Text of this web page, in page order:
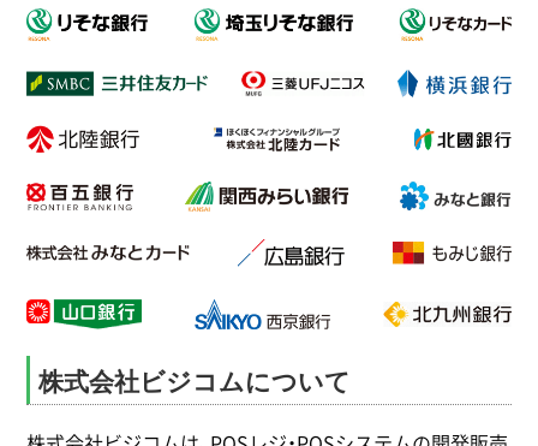
株式会社ビジコムについて